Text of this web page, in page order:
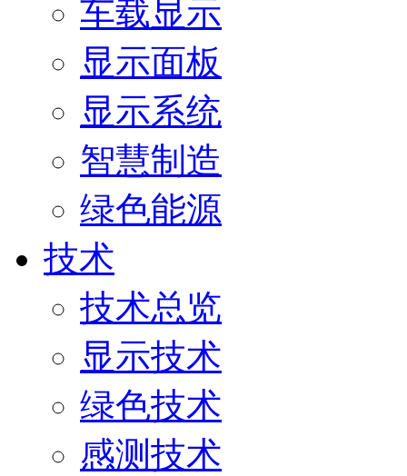
车载显示
显示面板
显示系统
智慧制造
绿色能源
技术
技术总览
显示技术
绿色技术
感测技术